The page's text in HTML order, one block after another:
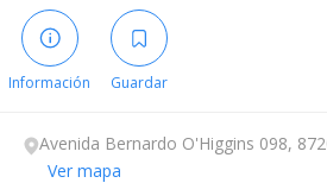
Información Guardar
Avenida Bernardo O'Higgins 098,
Santiago.
Ver mapa